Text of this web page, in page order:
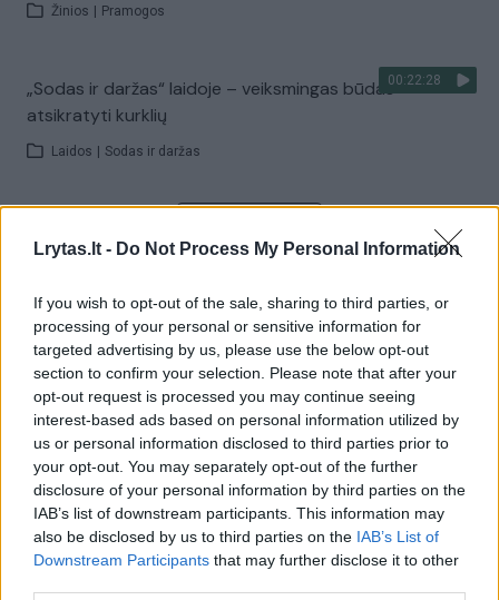
Lrytas.lt - Do Not Process My Personal Information
If you wish to opt-out of the sale, sharing to third parties, or
processing of your personal or sensitive information for
targeted advertising by us, please use the below opt-out
section to confirm your selection. Please note that after your
opt-out request is processed you may continue seeing
interest-based ads based on personal information utilized by
us or personal information disclosed to third parties prior to
your opt-out. You may separately opt-out of the further
disclosure of your personal information by third parties on the
IAB’s list of downstream participants. This information may
also be disclosed by us to third parties on the IAB’s List of
Downstream Participants that may further disclose it to other
Žinios Pramogos
00:22:28
„Sodas ir daržas“ laidoje – veiksmingas būdas
atsikratyti kurklių
Laidos Sodas ir daržas
Žiūrimiausi įrašai
00:00:30
Vaizdai iš tragiškos avarijos Vilniaus r.: dviejų moterų ir
vaiko gyvybių išgelbėti nepavyko
Žinios Lietuvos diena
00:00:57
Savaitės vidurys nusimato karštas: temperatūra kils iki